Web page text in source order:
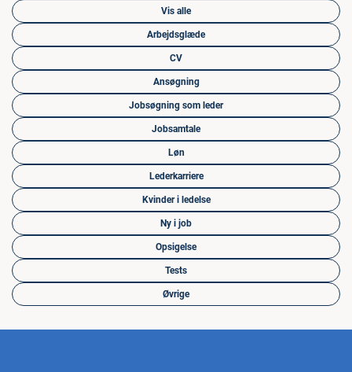
Vis alle
Arbejdsglæde
CV
Ansøgning
Jobsøgning som leder
Jobsamtale
Løn
Lederkarriere
Kvinder i ledelse
Ny i job
Opsigelse
Tests
Øvrige